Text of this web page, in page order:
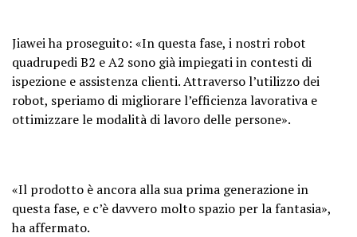
Jiawei ha proseguito: «In questa fase, i nostri robot
quadrupedi B2 e A2 sono già impiegati in contesti di
ispezione e assistenza clienti. Attraverso l’utilizzo dei
robot, speriamo di migliorare l’efficienza lavorativa e
ottimizzare le modalità di lavoro delle persone».
«Il prodotto è ancora alla sua prima generazione in
questa fase, e c’è davvero molto spazio per la fantasia»,
ha affermato.